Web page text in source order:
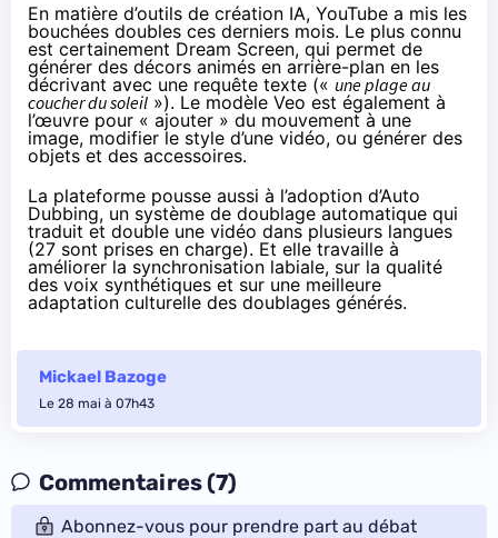
En matière d’outils de création IA, YouTube a mis les
bouchées doubles ces derniers mois. Le plus connu
est certainement Dream Screen, qui permet de
générer des décors animés en arrière-plan en les
décrivant avec une requête texte (« une plage au
coucher du soleil »). Le modèle Veo est également à
l’œuvre pour « ajouter » du mouvement à une
image, modifier le style d’une vidéo, ou générer des
objets et des accessoires.
La plateforme pousse aussi à l’adoption d’Auto
Dubbing, un système de doublage automatique qui
traduit et double une vidéo dans plusieurs langues
(27 sont prises en charge). Et elle travaille à
améliorer la synchronisation labiale, sur la qualité
des voix synthétiques et sur une meilleure
adaptation culturelle des doublages générés.
Mickael Bazoge
Le 28 mai à 07h43
Commentaires (7)
Abonnez-vous pour prendre part au débat